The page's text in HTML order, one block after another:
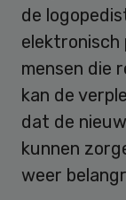
de
elektronisch
mensen die
kan de
dat de
kunnen
weer